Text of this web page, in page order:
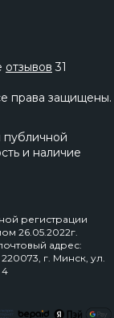
отзывов 31
права защищены.
публичной
и наличие
регистрации
26.05.2022г.
адрес:
г. Минск, ул.